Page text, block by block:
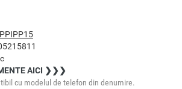
AICI ❯❯❯
cu modelul de telefon din denumire.